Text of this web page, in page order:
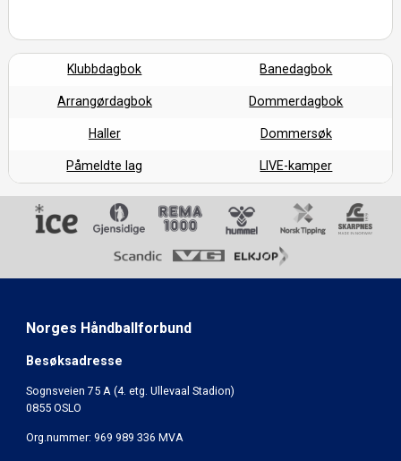
Klubbdagbok Banedagbok
Arrangørdagbok Dommerdagbok
Haller Dommersøk
Påmeldte lag LIVE-kamper
Norges Håndballforbund
Besøksadresse
Sognsveien 75 A (4. etg. Ullevaal Stadion)
0855 OSLO
Org.nummer: 969 989 336 MVA